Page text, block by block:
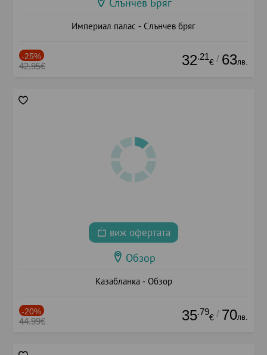
Слънчев Бряг
Империал палас - Слънчев бряг
-25%
42.95€ 32.21
€ / 63лв.
виж офертата
Обзор
Казабланка - Обзор
-20%
44.99€ 35.79
€ / 70лв.